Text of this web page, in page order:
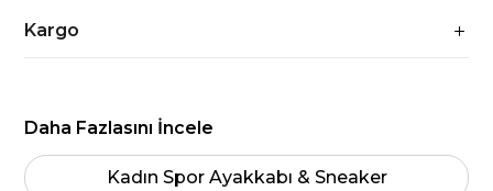
Kargo
Daha Fazlasını İncele
Kadın Spor Ayakkabı & Sneaker